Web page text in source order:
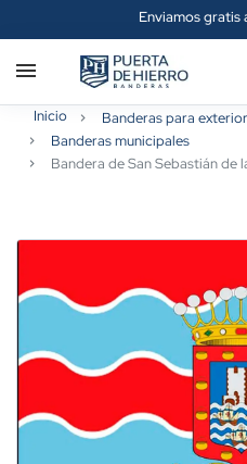
Enviamos
Inicio Banderas para exterior
Banderas municipales
Bandera de San Sebastián